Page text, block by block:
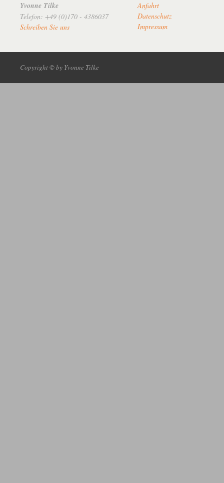
Yvonne Tilke
Telefon: +49 (0)170 - 4386037
Schreiben Sie uns
Anfahrt
Datenschutz
Impressum
Copyright © by Yvonne Tilke